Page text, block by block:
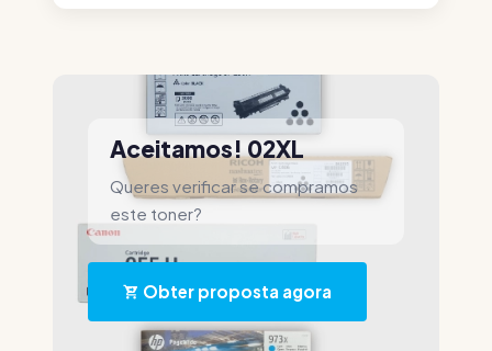
Aceitamos! 02XL
Queres verificar se compramos
este toner?
Obter proposta agora